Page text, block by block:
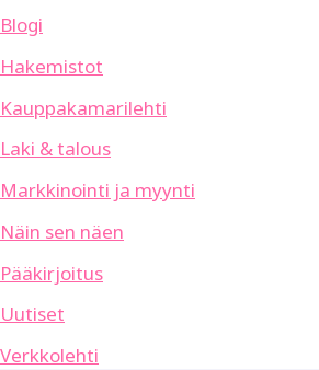
Blogi
Hakemistot
Kauppakamarilehti
Laki & talous
Markkinointi ja myynti
Näin sen näen
Pääkirjoitus
Uutiset
Verkkolehti